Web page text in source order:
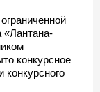
«Лантана-
конкурсное